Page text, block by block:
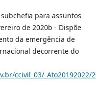
para assuntos
de 2020b - Dispõe
da emergência de
decorrente do
ccivil_03/_Ato20192022/